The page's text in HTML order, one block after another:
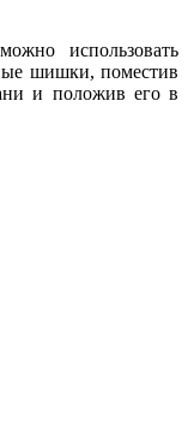
использовать
шишки, поместив
и положив его в